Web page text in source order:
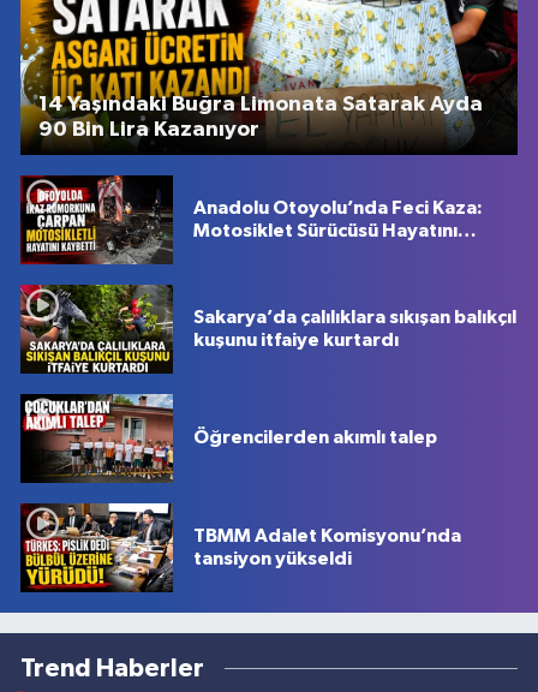
14 Yaşındaki Buğra Limonata Satarak Ayda
90 Bin Lira Kazanıyor
Anadolu Otoyolu’nda Feci Kaza:
Motosiklet Sürücüsü Hayatını
Sakarya’da çalılıklara sıkışan balıkçıl
kuşunu itfaiye kurtardı
Öğrencilerden akımlı talep
TBMM Adalet Komisyonu’nda
tansiyon yükseldi
Trend Haberler